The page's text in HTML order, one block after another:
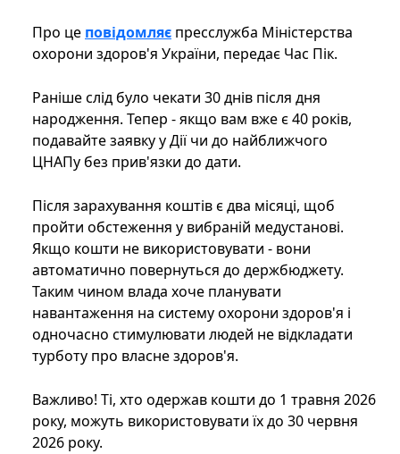
Про це повідомляє пресслужба Міністерства
охорони здоров'я України, передає Час Пік.
Раніше слід було чекати 30 днів після дня
народження. Тепер - якщо вам вже є 40 років,
подавайте заявку у Дії чи до найближчого
ЦНАПу без прив'язки до дати.
Після зарахування коштів є два місяці, щоб
пройти обстеження у вибраній медустанові.
Якщо кошти не використовувати - вони
автоматично повернуться до держбюджету.
Таким чином влада хоче планувати
навантаження на систему охорони здоров'я і
одночасно стимулювати людей не відкладати
турботу про власне здоров'я.
Важливо! Ті, хто одержав кошти до 1 травня 2026
року, можуть використовувати їх до 30 червня
2026 року.